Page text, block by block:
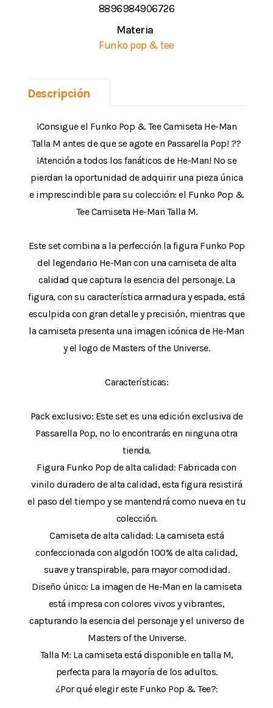
8896984906726
Materia
Funko pop & tee
Descripción
¡Consigue el Funko Pop & Tee Camiseta He-Man
Talla M antes de que se agote en Passarella Pop! ??
¡Atención a todos los fanáticos de He-Man! No se
pierdan la oportunidad de adquirir una pieza única
e imprescindible para su colección: el Funko Pop &
Tee Camiseta He-Man Talla M.
Este set combina a la perfección la figura Funko Pop
del legendario He-Man con una camiseta de alta
calidad que captura la esencia del personaje. La
figura, con su característica armadura y espada, está
esculpida con gran detalle y precisión, mientras que
la camiseta presenta una imagen icónica de He-Man
y el logo de Masters of the Universe.
Características:
Pack exclusivo: Este set es una edición exclusiva de
Passarella Pop, no lo encontrarás en ninguna otra
tienda.
Figura Funko Pop de alta calidad: Fabricada con
vinilo duradero de alta calidad, esta figura resistirá
el paso del tiempo y se mantendrá como nueva en tu
colección.
Camiseta de alta calidad: La camiseta está
confeccionada con algodón 100% de alta calidad,
suave y transpirable, para mayor comodidad.
Diseño único: La imagen de He-Man en la camiseta
está impresa con colores vivos y vibrantes,
capturando la esencia del personaje y el universo de
Masters of the Universe.
Talla M: La camiseta está disponible en talla M,
perfecta para la mayoría de los adultos.
¿Por qué elegir este Funko Pop & Tee?: